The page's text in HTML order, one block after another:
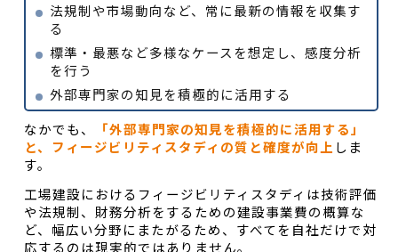
法規制や市場動向など、常に最新の情報を収集す
る
標準・最悪など多様なケースを想定し、感度分析
を行う
外部専門家の知見を積極的に活用する
なかでも、
「外部専門家の知見を積極的に活用する」
と、フィージビリティスタディの質と確度が向上 しま
す。
工場建設におけるフィージビリティスタディは技術評価
や法規制、財務分析をするための建設事業費の概算な
ど、幅広い分野にまたがるため、すべてを自社だけで対
応するのは現実的ではありません。